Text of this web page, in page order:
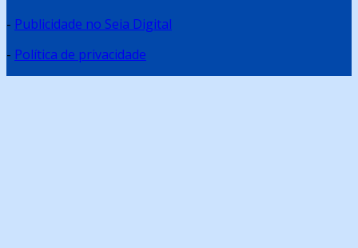
- Publicidade no Seia Digital
- Política de privacidade